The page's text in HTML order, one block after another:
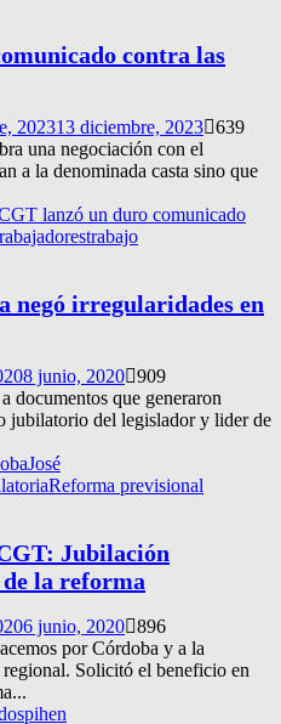
contra las
202313 diciembre, 2023 639
una negociación con el
a la denominada casta sino que
lanzó un duro comunicado
trabajo
negó irregularidades en
8 junio, 2020 909
documentos que generaron
jubilatorio del legislador y lider de
José
Reforma previsional
Jubilación
de la reforma
6 junio, 2020 896
por Córdoba y a la
Solicitó el beneficio en
pihen